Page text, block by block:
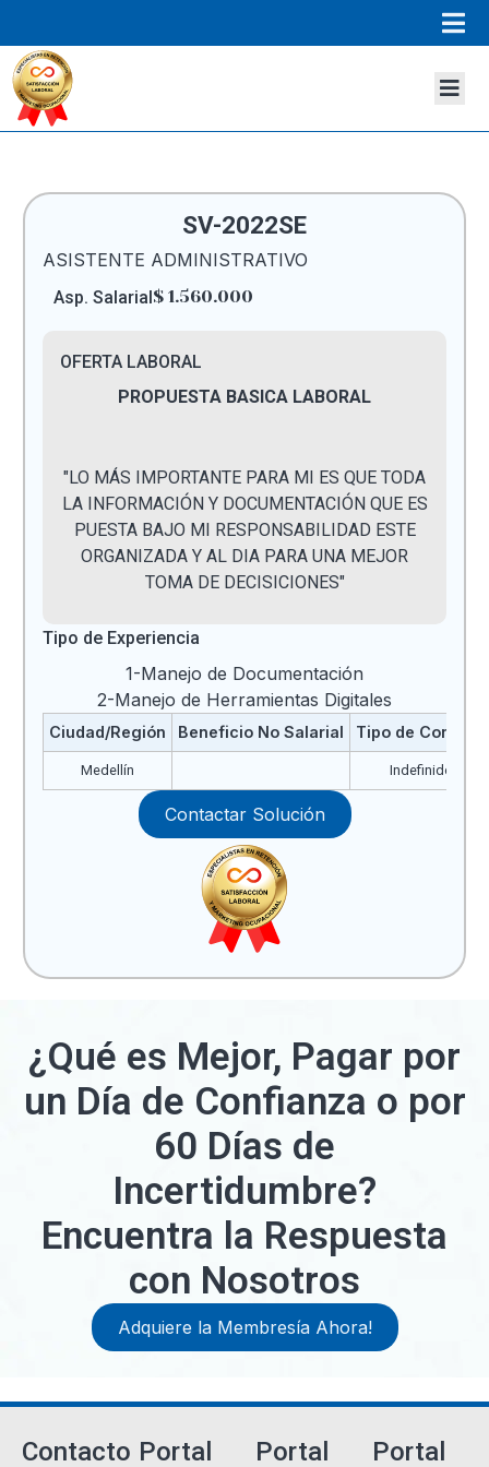
SV-2022SE
ASISTENTE ADMINISTRATIVO
Asp. Salarial$ 1.560.000
OFERTA LABORAL
PROPUESTA BASICA LABORAL
"LO MÁS IMPORTANTE PARA MI ES QUE TODA
LA INFORMACIÓN Y DOCUMENTACIÓN QUE ES
PUESTA BAJO MI RESPONSABILIDAD ESTE
ORGANIZADA Y AL DIA PARA UNA MEJOR
TOMA DE DECISICIONES"
Tipo de Experiencia
1-Manejo de Documentación
2-Manejo de Herramientas Digitales
Ciudad/Región Beneficio No Salarial Tipo de Contrato
Medellín Indefinido
Contactar Solución
¿Qué es Mejor, Pagar por
un Día de Confianza o por
60 Días de
Incertidumbre?
Encuentra la Respuesta
con Nosotros
Adquiere la Membresía Ahora!
Contacto Portal
Portal
Portal